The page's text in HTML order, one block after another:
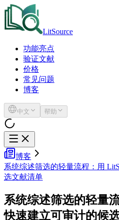
LitSource
功能亮点
验证文献
价格
常见问题
博客
中文 帮助
博客
系统综述筛选的轻量流程：用
选文献清单
系统综述筛选的轻量
快速建立可审计的候